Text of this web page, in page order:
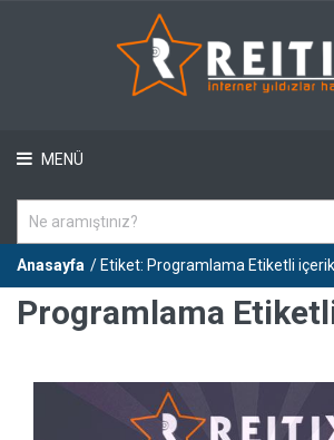
MENÜ
Anasayfa / Etiket: Programlama Etiketli
Programlama